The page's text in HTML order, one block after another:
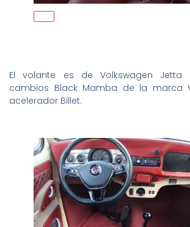
El volante es de Volkswagen Jetta
cambios Black Mamba de la marca
acelerador Billet.